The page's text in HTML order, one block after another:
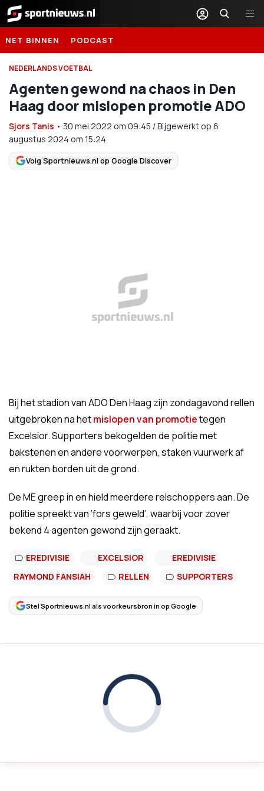
Sportnieuws.nl
NET BINNEN PODCAST
NEDERLANDS VOETBAL
Agenten gewond na chaos in Den
Haag door mislopen promotie ADO
Sjors Tanis • 30 mei 2022 om 09:45 /Bijgewerkt op 6
augustus 2024 om 15:24
Volg Sportnieuws.nl op Google Discover
Bij het stadion van ADO Den Haag zijn zondagavond rellen
uitgebroken na hetmislopen van promotietegen
Excelsior. Supporters bekogelden de politie met
bakstenen en andere voorwerpen, staken vuurwerk af
en rukten borden uit de grond.
De ME greep in en hield meerdere relschoppers aan. De
politie spreekt van ‘fors geweld’, waarbij voor zover
bekend 4 agenten gewond zijn geraakt.
EREDIVISIE EXCELSIOR
EREDIVISIE
RAYMOND FANSIAH
RELLEN SUPPORTERS
Stel Sportnieuws.nl als voorkeursbron in op Google